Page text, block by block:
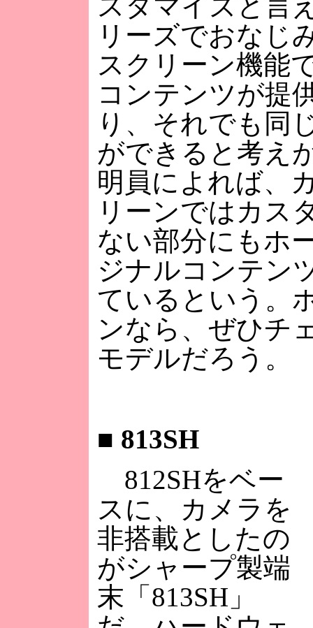
リーズでおなじ
スクリーン機能
コンテンツが提
り、それでも同
ができると考え
明員によれば、
リーンではカス
ない部分にもホ
ジナルコンテン
ているという。
ンなら、ぜひチ
モデルだろう。
■ 813SH
812SHをベー
スに、カメラを
非搭載としたの
がシャープ製端
末「813SH」